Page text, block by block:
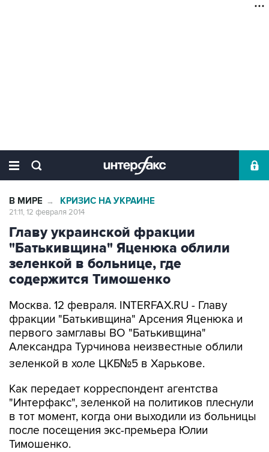
В МИРЕ → КРИЗИС НА УКРАИНЕ
21:11, 12 февраля 2014
Главу украинской фракции
"Батькивщина" Яценюка облили
зеленкой в больнице, где
содержится Тимошенко
Москва. 12 февраля. INTERFAX.RU - Главу
фракции "Батькивщина" Арсения Яценюка и
первого замглавы ВО "Батькивщина"
Александра Турчинова неизвестные облили
зеленкой в холе ЦКБ№5 в Харькове.
Как передает корреспондент агентства
"Интерфакс", зеленкой на политиков плеснули
в тот момент, когда они выходили из больницы
после посещения экс-премьера Юлии
Тимошенко.